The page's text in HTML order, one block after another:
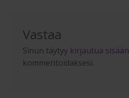
Vastaa
Sinun täytyy kirjautua sisään
kommentoidaksesi.